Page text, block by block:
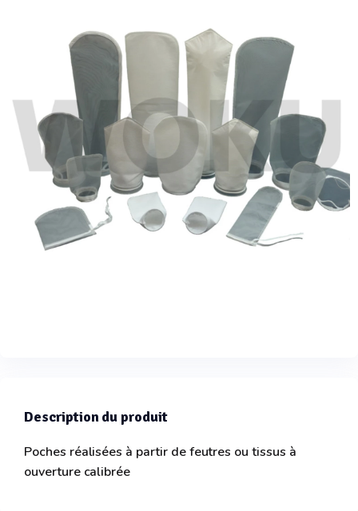
Description du produit
Poches réalisées à partir de feutres ou tissus à
ouverture calibrée